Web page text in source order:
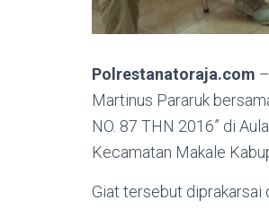
Polrestanatoraja.com
Martinus Pararuk
NO. 87 THN 2016” di
Kecamatan Makale
Giat tersebut diprakarsai